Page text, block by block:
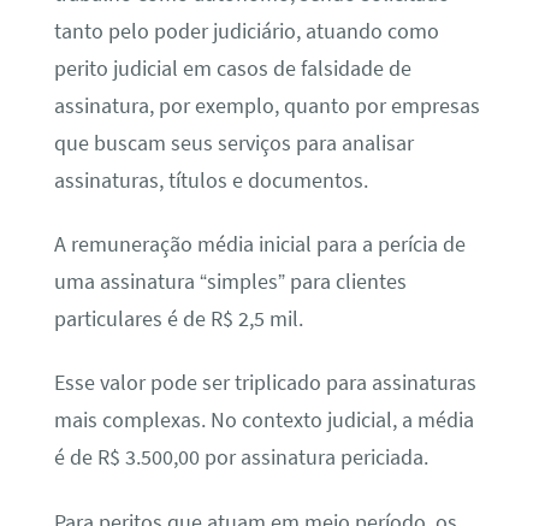
tanto pelo poder judiciário, atuando como
perito judicial em casos de falsidade de
assinatura, por exemplo, quanto por empresas
que buscam seus serviços para analisar
assinaturas, títulos e documentos.
A remuneração média inicial para a perícia de
uma assinatura “simples” para clientes
particulares é de R$ 2,5 mil.
Esse valor pode ser triplicado para assinaturas
mais complexas. No contexto judicial, a média
é de R$ 3.500,00 por assinatura periciada.